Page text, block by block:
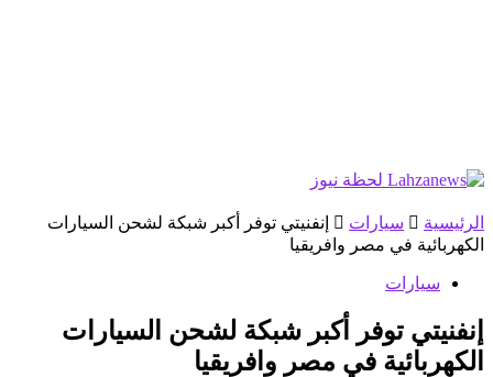
الرئيسية سيارات
إنفنيتي توفر أكبر شبكة لشحن السيارات
الكهربائية في مصر وافريقيا
سيارات
إنفنيتي توفر أكبر شبكة لشحن السيارات
الكهربائية في مصر وافريقيا